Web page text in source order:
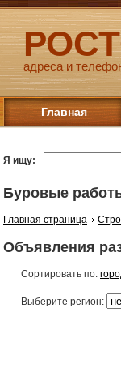
адреса и
Главная
Я ищу:
Буровые
Главная страница
Объявления
Сортировать по:
Выберите регион: